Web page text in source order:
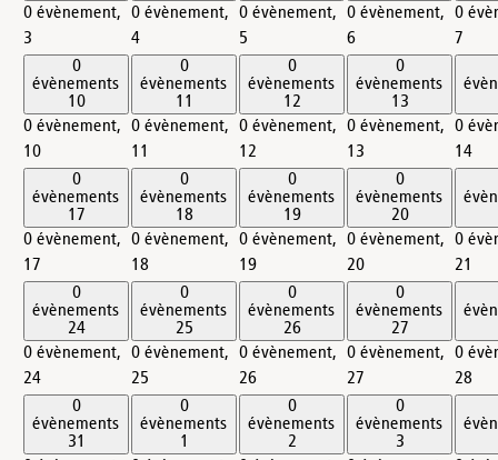
0 évènement,
3
0 évènement,
4
0 évènement,
5
0 évènement,
6
0
7
0
évènements
10
0 évènement,
10
0
évènements
11
0 évènement,
11
0
évènements
12
0 évènement,
12
0
évènements
13
0 évènement,
13
0
14
0
évènements
17
0 évènement,
17
0
évènements
18
0 évènement,
18
0
évènements
19
0 évènement,
19
0
évènements
20
0 évènement,
20
0
21
0
évènements
24
0 évènement,
24
0
évènements
25
0 évènement,
25
0
évènements
26
0 évènement,
26
0
évènements
27
0 évènement,
27
0
28
0
évènements
31
0
évènements
1
0
évènements
2
0
évènements
3